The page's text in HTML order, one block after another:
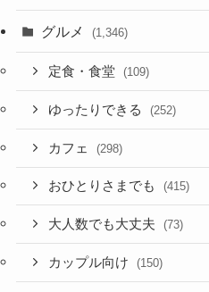
グルメ (1,346)
定食・食堂 (109)
ゆったりできる (252)
カフェ (298)
おひとりさまでも (415)
大人数でも大丈夫 (73)
カップル向け (150)